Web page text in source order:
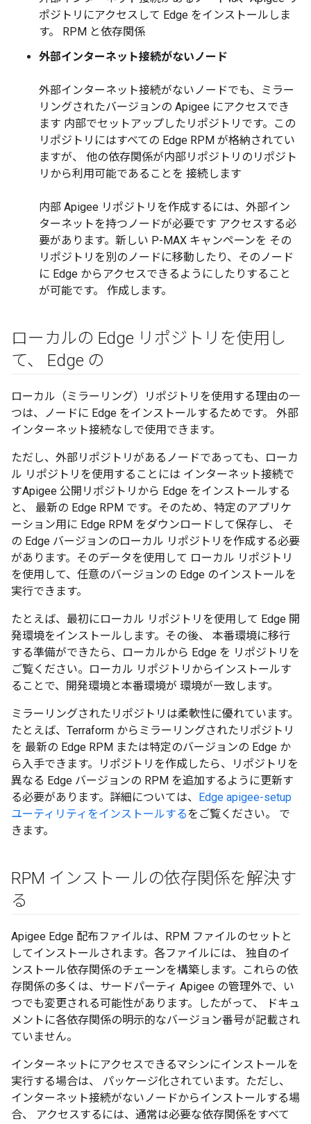
ポジトリにアクセスして Edge をインストールしま
す。 RPM と依存関係
外部インターネット接続がないノード
外部インターネット接続がないノードでも、ミラー
リングされたバージョンの Apigee にアクセスでき
ます 内部でセットアップしたリポジトリです。この
リポジトリにはすべての Edge RPM が格納されてい
ますが、 他の依存関係が内部リポジトリのリポジト
リから利用可能であることを 接続します
内部 Apigee リポジトリを作成するには、外部イン
ターネットを持つノードが必要です アクセスする必
要があります。新しい P-MAX キャンペーンを その
リポジトリを別のノードに移動したり、そのノード
に Edge からアクセスできるようにしたりすること
が可能です。 作成します。
ローカルの Edge リポジトリを使用し
て、 Edge の
ローカル（ミラーリング）リポジトリを使用する理由の一
つは、ノードに Edge をインストールするためです。 外部
インターネット接続なしで使用できます。
ただし、外部リポジトリがあるノードであっても、ローカ
ル リポジトリを使用することには インターネット接続で
すApigee 公開リポジトリから Edge をインストールする
と、 最新の Edge RPM です。そのため、特定のアプリケ
ーション用に Edge RPM をダウンロードして保存し、 そ
の Edge バージョンのローカル リポジトリを作成する必要
があります。そのデータを使用して ローカル リポジトリ
を使用して、任意のバージョンの Edge のインストールを
実行できます。
たとえば、最初にローカル リポジトリを使用して Edge 開
発環境をインストールします。その後、 本番環境に移行
する準備ができたら、ローカルから Edge を リポジトリを
ご覧ください。ローカル リポジトリからインストールす
ることで、開発環境と本番環境が 環境が一致します。
ミラーリングされたリポジトリは柔軟性に優れています。
たとえば、Terraform からミラーリングされたリポジトリ
を 最新の Edge RPM または特定のバージョンの Edge か
ら入手できます。リポジトリを作成したら、リポジトリを
異なる Edge バージョンの RPM を追加するように更新す
る必要があります。詳細については、 Edge apigee-setup
ユーティリティをインストールするをご覧ください。 で
きます。
RPM インストールの依存関係を解決す
る
Apigee Edge 配布ファイルは、RPM ファイルのセットと
してインストールされます。各ファイルには、 独自のイ
ンストール依存関係のチェーンを構築します。これらの依
存関係の多くは、サードパーティ Apigee の管理外で、い
つでも変更される可能性があります。したがって、 ドキュ
メントに各依存関係の明示的なバージョン番号が記載され
ていません。
インターネットにアクセスできるマシンにインストールを
実行する場合は、 パッケージ化されています。ただし、
インターネット接続がないノードからインストールする場
合、 アクセスするには、通常は必要な依存関係をすべて